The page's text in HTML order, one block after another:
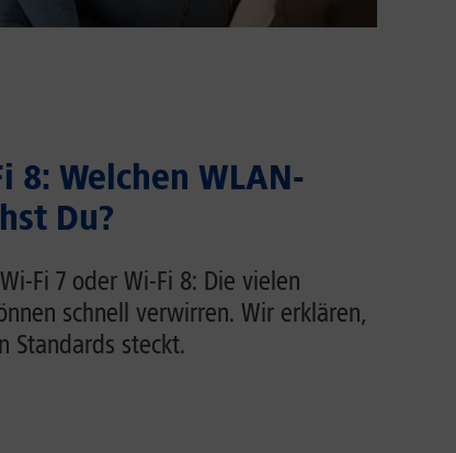
8: Welchen WLAN-
Du?
Fi 7 oder Wi-Fi 8: Die vielen
schnell verwirren. Wir erklären,
Standards steckt.